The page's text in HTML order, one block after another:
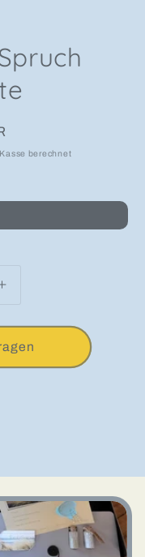
berechnet
die Menge für
Erhöhe die Menge